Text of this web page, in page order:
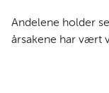
Andelene holder
årsakene har vært